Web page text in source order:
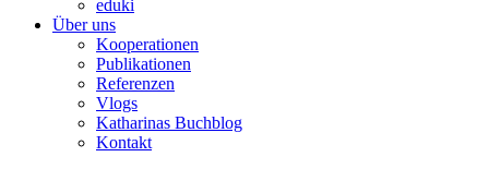
eduki
Über uns
Kooperationen
Publikationen
Referenzen
Vlogs
Katharinas Buchblog
Kontakt